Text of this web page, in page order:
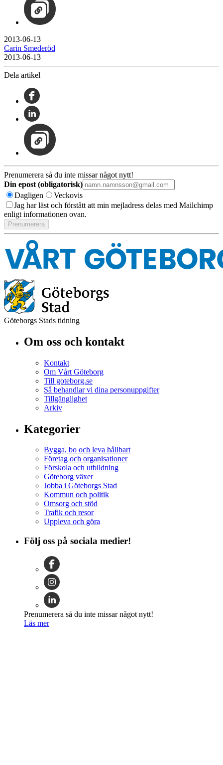
2013-06-13
Carin Smederöd
2013-06-13
Dela artikel
Prenumerera så du inte missar något nytt!
Din epost (obligatorisk)
Dagligen
Veckovis
Jag har läst och förstått att min mejladress delas med Mailchimp
enligt informationen ovan.
Göteborgs Stads tidning
Om oss och kontakt
Kontakt
Om Vårt Göteborg
Till goteborg.se
Så behandlar vi dina personuppgifter
Tillgänglighet
Arkiv
Kategorier
Bygga, bo och leva hållbart
Företag och organisationer
Förskola och utbildning
Göteborg växer
Jobba i Göteborgs Stad
Kommun och politik
Omsorg och stöd
Trafik och resor
Uppleva och göra
Följ oss på sociala medier!
Prenumerera så du inte missar något nytt!
Läs mer